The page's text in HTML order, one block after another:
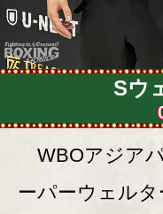
Sウ
WBOアジア
ーパーウェル